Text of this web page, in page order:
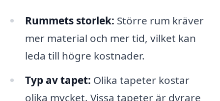
Rummets storlek: Större rum kräver
mer material och mer tid, vilket kan
leda till högre kostnader.
Typ av tapet: Olika tapeter kostar
olika mycket. Vissa tapeter är dyrare